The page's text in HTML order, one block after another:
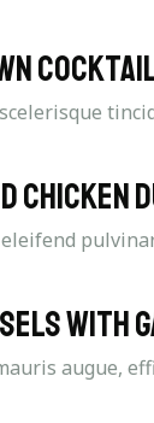
Chicken
with
augue,